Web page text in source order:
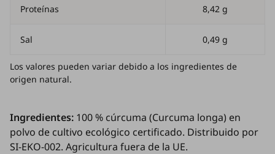
Proteínas 8,42 g
Sal 0,49 g
Los valores pueden variar debido a los ingredientes de
origen natural.
Ingredientes: 100 % cúrcuma (Curcuma longa) en
polvo de cultivo ecológico certificado. Distribuido por
SI-EKO-002. Agricultura fuera de la UE.